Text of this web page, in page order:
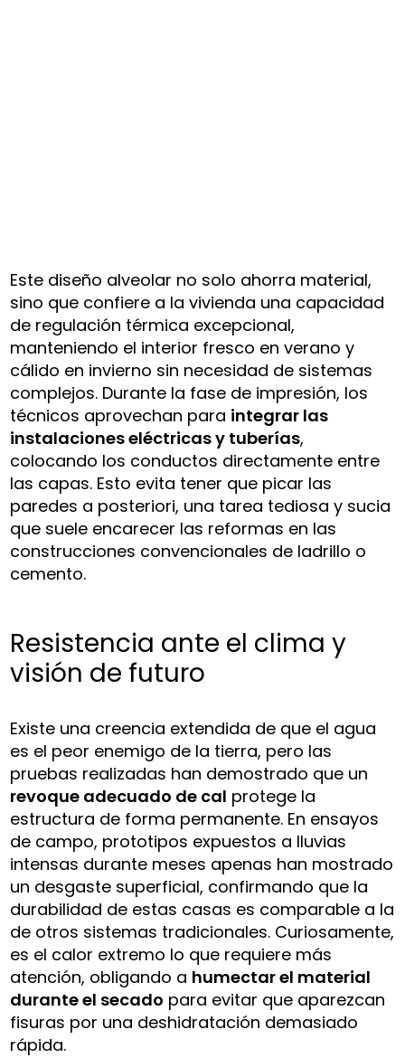
Este diseño alveolar no solo ahorra material,
sino que confiere a la vivienda una capacidad
de regulación térmica excepcional,
manteniendo el interior fresco en verano y
cálido en invierno sin necesidad de sistemas
complejos. Durante la fase de impresión, los
técnicos aprovechan para integrar las
instalaciones eléctricas y tuberías,
colocando los conductos directamente entre
las capas. Esto evita tener que picar las
paredes a posteriori, una tarea tediosa y sucia
que suele encarecer las reformas en las
construcciones convencionales de ladrillo o
cemento.
Resistencia ante el clima y
visión de futuro
Existe una creencia extendida de que el agua
es el peor enemigo de la tierra, pero las
pruebas realizadas han demostrado que un
revoque adecuado de cal protege la
estructura de forma permanente. En ensayos
de campo, prototipos expuestos a lluvias
intensas durante meses apenas han mostrado
un desgaste superficial, confirmando que la
durabilidad de estas casas es comparable a la
de otros sistemas tradicionales. Curiosamente,
es el calor extremo lo que requiere más
atención, obligando a humectar el material
durante el secado para evitar que aparezcan
fisuras por una deshidratación demasiado
rápida.